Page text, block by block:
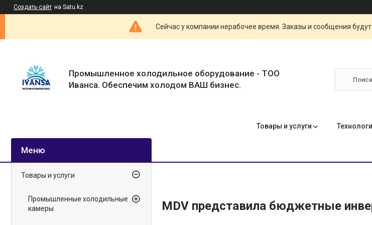
Создать сайт на Satu.kz
Сейчас у компании нерабочее время. Заказы и сообщения
Промышленное холодильное оборудование - ТОО
Иванса. Обеспечим холодом ВАШ бизнес.
Товары и услуги
MDV представила бюджетные
Товары и услуги
Промышленные холодильные
камеры